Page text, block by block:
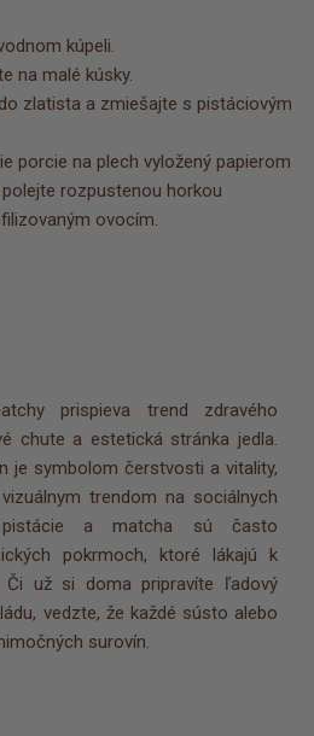
kúpeli.
na malé kúsky.
zlatista a zmiešajte s pistáciovým
porcie na plech vyložený papierom
rozpustenou horkou
ovocím.
prispieva trend zdravého
chute a estetická stránka jedla.
je symbolom čerstvosti a vitality,
trendom na sociálnych
a matcha sú často
pokrmoch, ktoré lákajú k
Či už si doma pripravíte ľadový
vedzte, že každé sústo alebo
surovín.